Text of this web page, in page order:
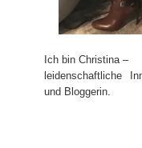
Ich bin Christina –
leidenschaftliche
und Bloggerin.